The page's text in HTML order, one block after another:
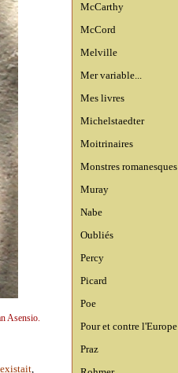
McCarthy
McCord
Melville
Mer variable...
Mes livres
Michelstaedter
Moitrinaires
Monstres romanesques
Muray
Nabe
Oubliés
Percy
Picard
Poe
Pour et contre l'Europe
Praz
Asensio.
,